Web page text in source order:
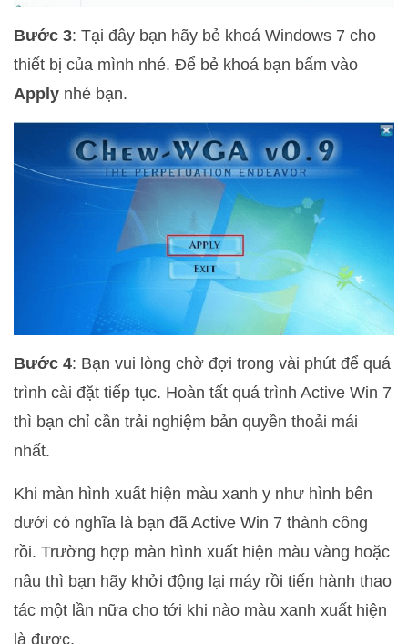
Bước 3: Tại đây bạn hãy bẻ khoá Windows 7 cho
thiết bị của mình nhé. Để bẻ khoá bạn bấm vào
Apply nhé bạn.
Bước 4: Bạn vui lòng chờ đợi trong vài phút để quá
trình cài đặt tiếp tục. Hoàn tất quá trình Active Win 7
thì bạn chỉ cần trải nghiệm bản quyền thoải mái
nhất.
Khi màn hình xuất hiện màu xanh y như hình bên
dưới có nghĩa là bạn đã Active Win 7 thành công
rồi. Trường hợp màn hình xuất hiện màu vàng hoặc
nâu thì bạn hãy khởi động lại máy rồi tiến hành thao
tác một lần nữa cho tới khi nào màu xanh xuất hiện
là được.